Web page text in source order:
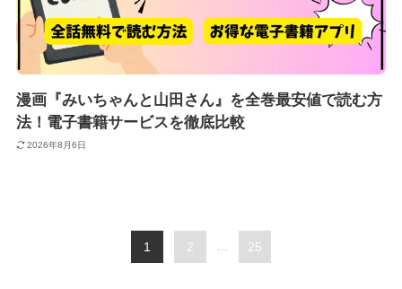
漫画『みいちゃんと山田さん』を全巻最安値で読む方
法！電子書籍サービスを徹底比較
2026年8月6日
1 2 ... 25